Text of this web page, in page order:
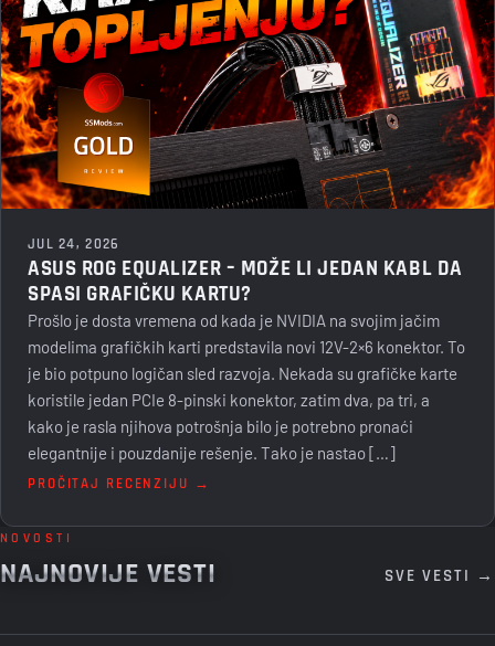
JUL 24, 2026
ASUS ROG EQUALIZER – MOŽE LI JEDAN KABL DA
SPASI GRAFIČKU KARTU?
Prošlo je dosta vremena od kada je NVIDIA na svojim jačim
modelima grafičkih karti predstavila novi 12V-2×6 konektor. To
je bio potpuno logičan sled razvoja. Nekada su grafičke karte
koristile jedan PCIe 8-pinski konektor, zatim dva, pa tri, a
kako je rasla njihova potrošnja bilo je potrebno pronaći
elegantnije i pouzdanije rešenje. Tako je nastao […]
PROČITAJ RECENZIJU →
NOVOSTI
NAJNOVIJE VESTI SVE VESTI →